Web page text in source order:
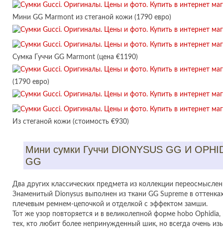
Мини GG Marmont из стеганой кожи (1790 евро)
Сумка Гуччи GG Marmont (цена €1190)
(1790 евро)
Из стеганой кожи (стоимость €930)
Мини сумки Гуччи DIONYSUS GG И
GG
Два других классических предмета из коллекции
Знаменитый Dionysus выполнен из ткани GG Supreme в
плечевым ремнем-цепочкой и отделкой с эффектом замши.
Тот же узор повторяется и в великолепной форме hobo
тех, кто любит более непринужденный шик, но всегда очень